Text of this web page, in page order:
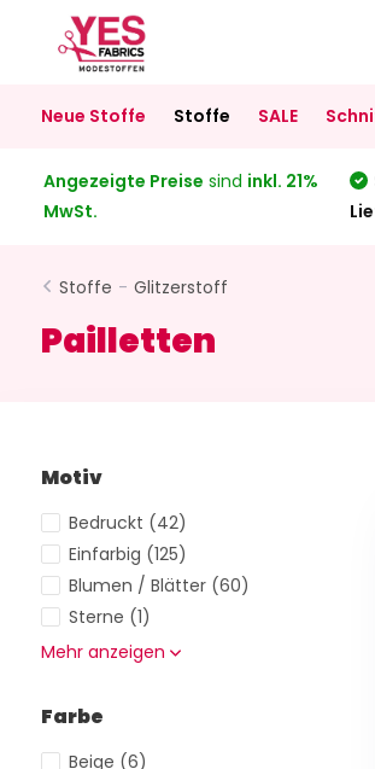
Neue Stoffe Stoffe SALE
Angezeigte Preise sind inkl. 21%
MwSt.
Stoffe - Glitzerstoff
Pailletten
Motiv
Bedruckt (42)
Einfarbig (125)
Blumen / Blätter (60)
Sterne (1)
Mehr anzeigen
Farbe
Beige (6)